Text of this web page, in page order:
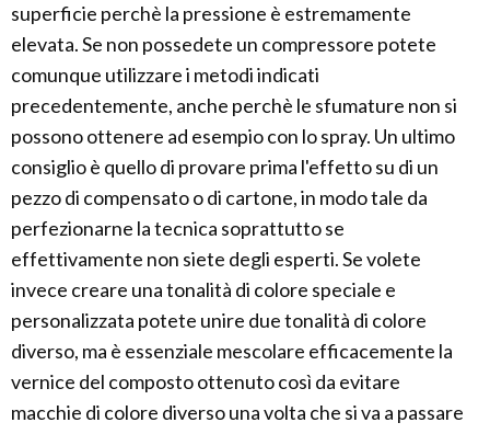
superficie perchè la pressione è estremamente
elevata. Se non possedete un compressore potete
comunque utilizzare i metodi indicati
precedentemente, anche perchè le sfumature non si
possono ottenere ad esempio con lo spray. Un ultimo
consiglio è quello di provare prima l'effetto su di un
pezzo di compensato o di cartone, in modo tale da
perfezionarne la tecnica soprattutto se
effettivamente non siete degli esperti. Se volete
invece creare una tonalità di colore speciale e
personalizzata potete unire due tonalità di colore
diverso, ma è essenziale mescolare efficacemente la
vernice del composto ottenuto così da evitare
macchie di colore diverso una volta che si va a passare